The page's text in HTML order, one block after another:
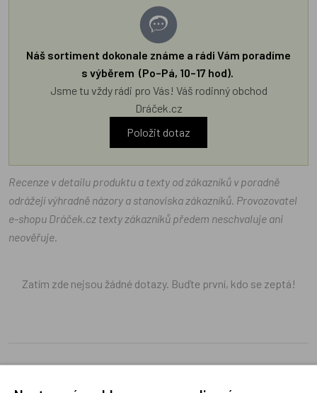
Náš sortiment dokonale známe a rádi Vám poradíme
s výběrem (Po–Pá, 10–17 hod).
Jsme tu vždy rádi pro Vás! Váš rodinný obchod
Dráček.cz
Položit dotaz
Recenze v detailu produktu a texty od zákazníků v poradně
odrážejí výhradně názory a stanoviska zákazníků. Provozovatel
e-shopu Dráček.cz texty zákazníků předem neschvaluje ani
neověřuje.
Zatím zde nejsou žádné dotazy. Buďte první, kdo se zeptá!